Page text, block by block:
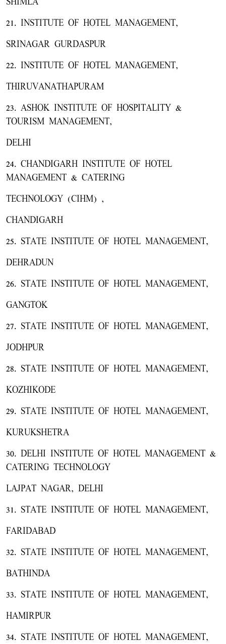
21. INSTITUTE OF HOTEL MANAGEMENT,
SRINAGAR GURDASPUR
22. INSTITUTE OF HOTEL MANAGEMENT,
THIRUVANATHAPURAM
23. ASHOK INSTITUTE OF HOSPITALITY &
TOURISM MANAGEMENT,
DELHI
24. CHANDIGARH INSTITUTE OF HOTEL
MANAGEMENT & CATERING
TECHNOLOGY (CIHM) ,
CHANDIGARH
25. STATE INSTITUTE OF HOTEL MANAGEMENT,
DEHRADUN
26. STATE INSTITUTE OF HOTEL MANAGEMENT,
GANGTOK
27. STATE INSTITUTE OF HOTEL MANAGEMENT,
JODHPUR
28. STATE INSTITUTE OF HOTEL MANAGEMENT,
KOZHIKODE
29. STATE INSTITUTE OF HOTEL MANAGEMENT,
KURUKSHETRA
30. DELHI INSTITUTE OF HOTEL MANAGEMENT &
CATERING TECHNOLOGY
LAJPAT NAGAR, DELHI
31. STATE INSTITUTE OF HOTEL MANAGEMENT,
FARIDABAD
32. STATE INSTITUTE OF HOTEL MANAGEMENT,
BATHINDA
33. STATE INSTITUTE OF HOTEL MANAGEMENT,
HAMIRPUR
34. STATE INSTITUTE OF HOTEL MANAGEMENT,